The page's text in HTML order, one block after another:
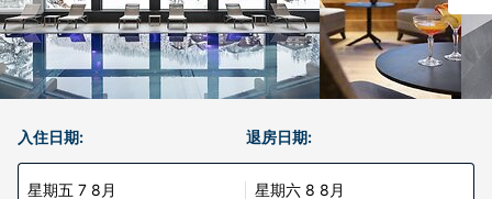
入住日期:
星期五 7 8月
退房日期:
星期六 8 8月